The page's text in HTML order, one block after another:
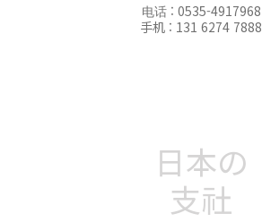
电话 : 0535-4917968
手机 : 131 6274 7888
日本の
支社